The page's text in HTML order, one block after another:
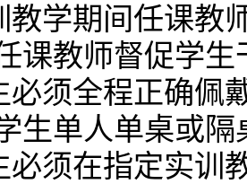
教学期间任课教
课教师督促学
必须全程正确佩
生单人单桌或隔
必须在指定实训